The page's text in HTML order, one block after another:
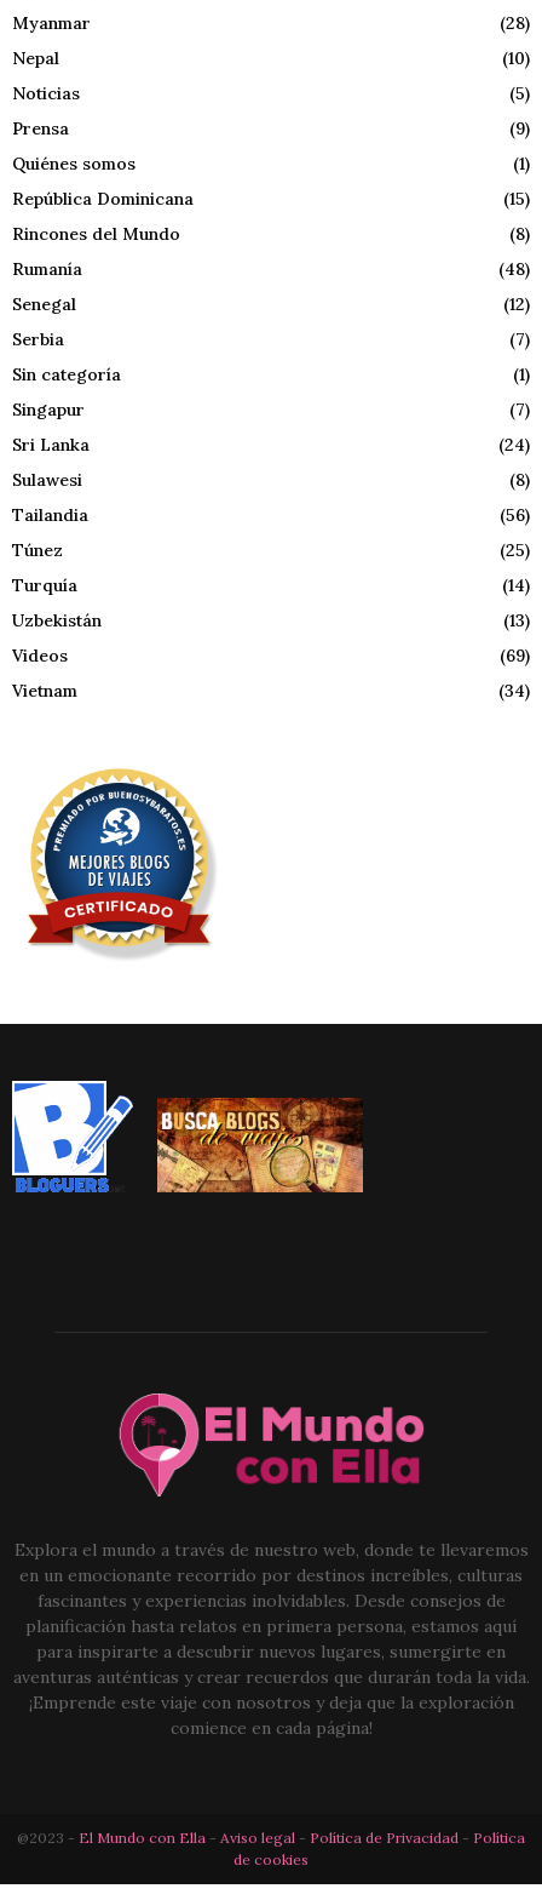
Myanmar
(28)
Nepal
(10)
Noticias
(5)
Prensa
(9)
Quiénes somos
(1)
República Dominicana
(15)
Rincones del Mundo
(8)
Rumanía
(48)
Senegal
(12)
Serbia
(7)
Sin categoría
(1)
Singapur
(7)
Sri Lanka
(24)
Sulawesi
(8)
Tailandia
(56)
Túnez
(25)
Turquía
(14)
Uzbekistán
(13)
Videos
(69)
Vietnam
(34)
Explora el mundo a través de nuestro web, donde te llevaremos
en un emocionante recorrido por destinos increíbles, culturas
fascinantes y experiencias inolvidables. Desde consejos de
planificación hasta relatos en primera persona, estamos aquí
para inspirarte a descubrir nuevos lugares, sumergirte en
aventuras auténticas y crear recuerdos que durarán toda la vida.
¡Emprende este viaje con nosotros y deja que la exploración
comience en cada página!
@2023 - El Mundo con Ella - Aviso legal - Política de Privacidad - Política
de cookies